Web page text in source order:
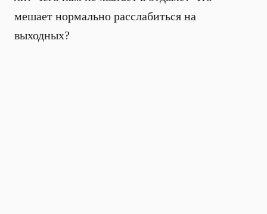
мешает нормально расслабиться на
выходных?